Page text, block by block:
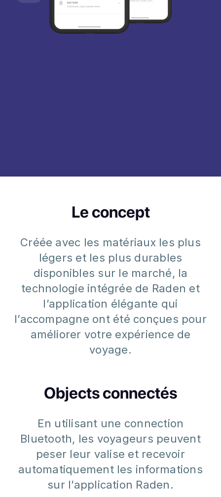
Le concept
Créée avec les matériaux les plus
légers et les plus durables
disponibles sur le marché, la
technologie intégrée de Raden et
l’application élégante qui
l’accompagne ont été conçues pour
améliorer votre expérience de
voyage.
Objects connectés
En utilisant une connection
Bluetooth, les voyageurs peuvent
peser leur valise et recevoir
automatiquement les informations
sur l’application Raden.